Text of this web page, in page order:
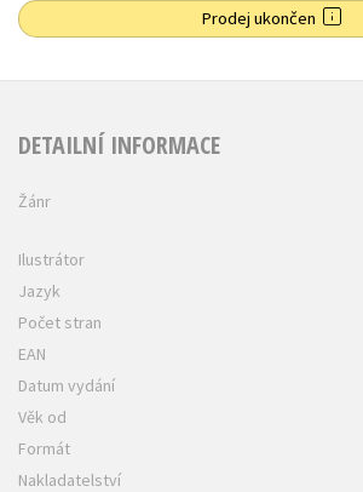
Prodej ukončen
DETAILNÍ INFORMACE
Žánr
Ilustrátor
Jazyk
Počet stran
EAN
Datum vydání
Věk od
Formát
Nakladatelství